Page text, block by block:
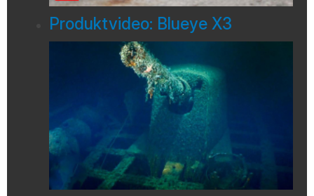
Produktvideo: Blueye X3